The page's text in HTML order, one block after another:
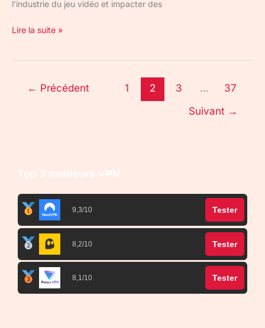
l’industrie du jeu vidéo et impacter des
Lire la suite »
← Précédent 1 2 3 …
37
Suivant →
Top 3 meilleurs VPN
9,3/10 Tester
8,2/10 Tester
8,1/10 Tester